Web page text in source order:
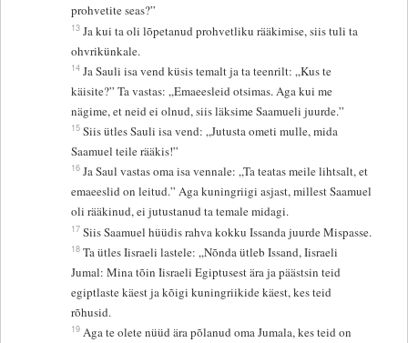
prohvetite seas?”
13 Ja kui ta oli lõpetanud prohvetliku rääkimise, siis tuli ta
ohvrikünkale.
14 Ja Sauli isa vend küsis temalt ja ta teenrilt: „Kus te
käisite?” Ta vastas: „Emaeesleid otsimas. Aga kui me
nägime, et neid ei olnud, siis läksime Saamueli juurde.”
15 Siis ütles Sauli isa vend: „Jutusta ometi mulle, mida
Saamuel teile rääkis!”
16 Ja Saul vastas oma isa vennale: „Ta teatas meile lihtsalt, et
emaeeslid on leitud.” Aga kuningriigi asjast, millest Saamuel
oli rääkinud, ei jutustanud ta temale midagi.
17 Siis Saamuel hüüdis rahva kokku Issanda juurde Mispasse.
18 Ta ütles Iisraeli lastele: „Nõnda ütleb Issand, Iisraeli
Jumal: Mina tõin Iisraeli Egiptusest ära ja päästsin teid
egiptlaste käest ja kõigi kuningriikide käest, kes teid
rõhusid.
19 Aga te olete nüüd ära põlanud oma Jumala, kes teid on